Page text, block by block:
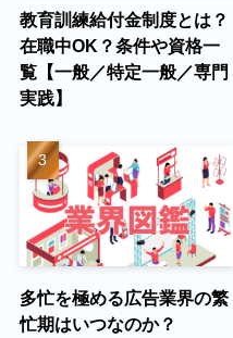
教育訓練給付金制度とは？
在職中OK？条件や資格一
覧【一般／特定一般／専門
実践】
多忙を極める広告業界の繁
忙期はいつなのか？